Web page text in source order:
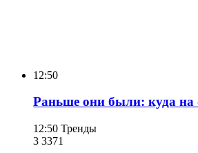
12:50
Раньше они были: куда
12:50 Тренды
3 3371